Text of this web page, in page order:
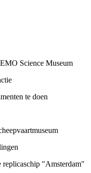
Science Museum
te doen
replicaschip "Amsterdam"